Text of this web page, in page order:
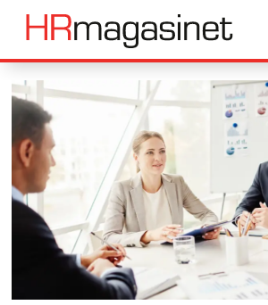
Tag:
mobilfri
sone